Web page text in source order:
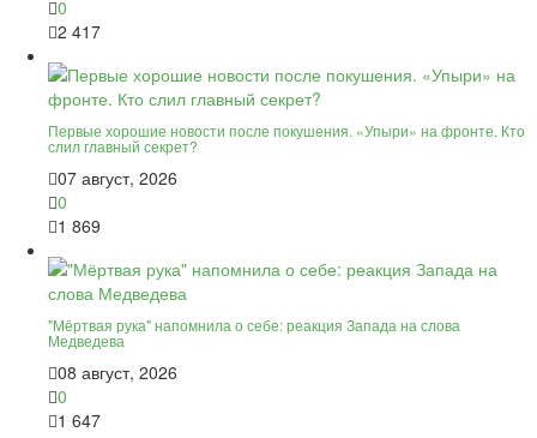
0
2 417
Первые хорошие новости после покушения. «Упыри» на фронте. Кто
слил главный секрет?
07 август, 2026
0
1 869
"Мёртвая рука" напомнила о себе: реакция Запада на слова
Медведева
08 август, 2026
0
1 647